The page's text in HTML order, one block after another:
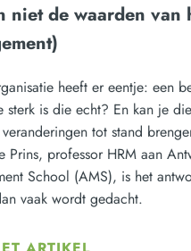
niet de waarden van
heeft er eentje: een
sterk is die echt? En kan je
tot stand
Prins, professor HRM aan
School (AMS), is het
vaak wordt gedacht.